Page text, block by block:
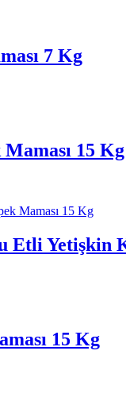
7 Kg
15 Kg
Etli Yetişkin
15 Kg